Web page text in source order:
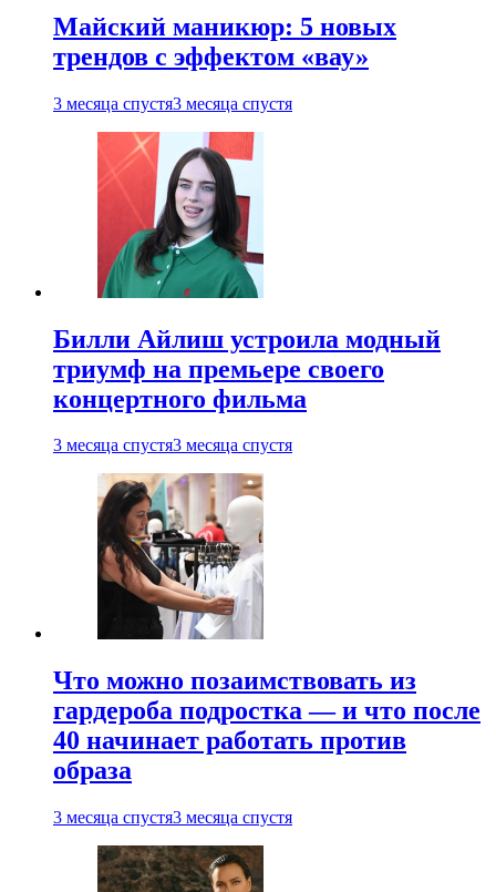
Майский маникюр: 5 новых
трендов с эффектом «вау»
3 месяца спустя3 месяца спустя
Билли Айлиш устроила модный
триумф на премьере своего
концертного фильма
3 месяца спустя3 месяца спустя
Что можно позаимствовать из
гардероба подростка — и что после
40 начинает работать против
образа
3 месяца спустя3 месяца спустя